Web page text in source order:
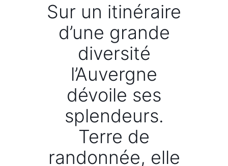
Sur un itinéraire
d’une grande
diversité
l’Auvergne
dévoile ses
splendeurs.
Terre de
randonnée, elle